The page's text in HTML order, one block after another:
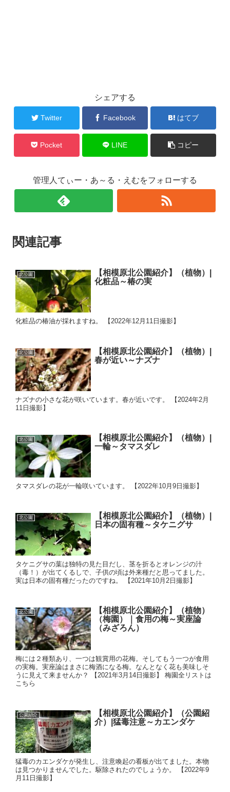
シェアする
Twitter Facebook はてブ
Pocket LINE コピー
管理人てぃー・あ～る・えむをフォローする
関連記事
北公園
【相模原北公園紹介】（植物）|
化粧品～椿の実
化粧品の椿油が採れますね。 【2022年12月11日撮影】
北公園
【相模原北公園紹介】（植物）|
春が近い～ナズナ
ナズナの小さな花が咲いています。春が近いです。 【2024年2月
11日撮影】
北公園
【相模原北公園紹介】（植物）|
一輪～タマスダレ
タマスダレの花が一輪咲いています。 【2022年10月9日撮影】
北公園
【相模原北公園紹介】（植物）|
日本の固有種～タケニグサ
タケニグサの葉は独特の見た目だし、茎を折るとオレンジの汁
（毒！）が出てくるしで、子供の頃は外来種だと思ってました。
実は日本の固有種だったのですね。 【2021年10月2日撮影】
北公園
【相模原北公園紹介】（植物）
（梅園）｜食用の梅～実座論
（みざろん）
梅には２種類あり、一つは観賞用の花梅。そしてもう一つが食用
の実梅。実座論はまさに梅酒になる梅。なんとなく花も美味しそ
うに見えて来ませんか？ 【2021年3月14日撮影】 梅園全リストは
こちら
公園紹介
【相模原北公園紹介】（公園紹
介）|猛毒注意～カエンダケ
猛毒のカエンダケが発生し、注意喚起の看板が出てました。本物
は見つかりませんでした。駆除されたのでしょうか。 【2022年9
月11日撮影】